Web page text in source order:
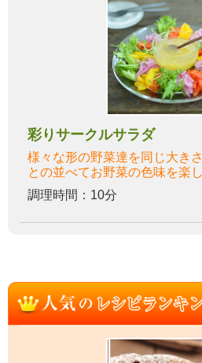
彩りサークルサラダ
様々な形の野菜達を同じ大き
との並べてお野菜の色味を楽
調理時間：10分